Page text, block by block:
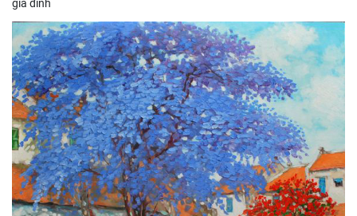
gia đình